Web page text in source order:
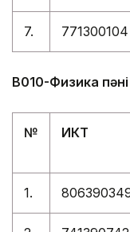
7. 771300104
В010-Физика
№ ИКТ
1.